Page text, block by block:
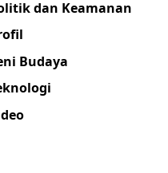
dan Keamanan
Budaya